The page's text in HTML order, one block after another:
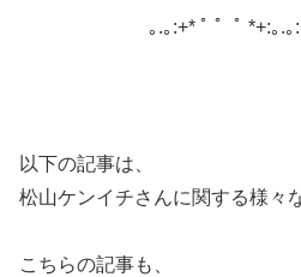
｡.｡:+* ﾟ ゜ﾟ *+:｡.
以下の記事は、
松山ケンイチさんに関する様々
こちらの記事も、